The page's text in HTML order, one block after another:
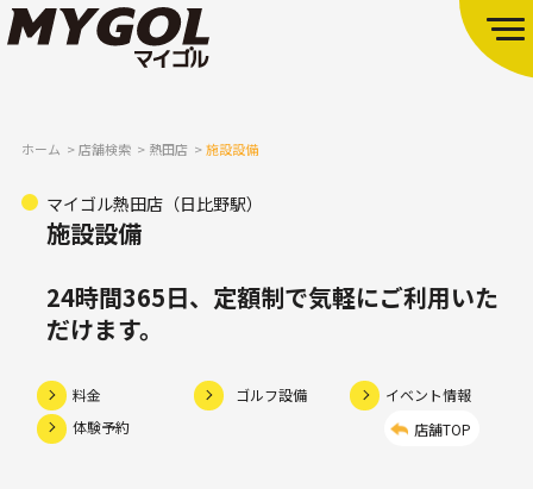
ホーム 店舗検索 熱田店 施設設備
マイゴル熱田店（日比野駅）
施設設備
24時間365日、定額制で気軽にご利用いた
だけます。
料金 ゴルフ設備
イベント情報
体験予約
店舗TOP